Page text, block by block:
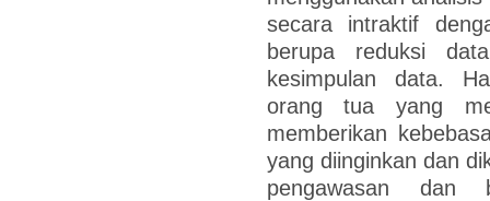
secara intraktif
berupa reduksi
kesimpulan data.
orang tua yang
memberikan
yang diinginkan dan
pengawasan dan